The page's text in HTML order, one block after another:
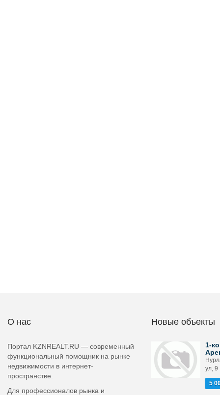
О нас
Портал KZNREALT.RU — современный
функциональный помощник на рынке
недвижимости в интернет-
пространстве.
Для профессионалов рынка и
Новые объекты
1-
ул, 9
5